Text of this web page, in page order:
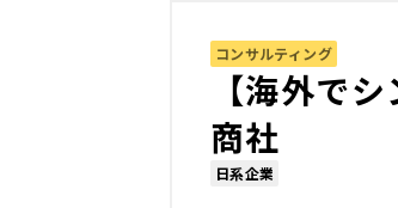
コンサルティング
【海外で
商社
日系企業